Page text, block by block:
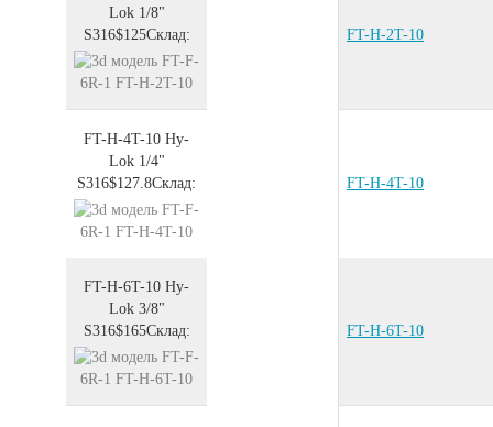
Lok 1/8"
S316$125Склад: FT-H-2T-10
FT-H-4T-10 Hy-
Lok 1/4"
S316$127.8Склад: FT-H-4T-10
FT-H-6T-10 Hy-
Lok 3/8"
S316$165Склад: FT-H-6T-10